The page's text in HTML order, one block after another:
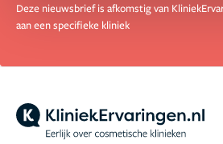
Deze nieuwsbrief is afkomstig van
aan een specifieke kliniek